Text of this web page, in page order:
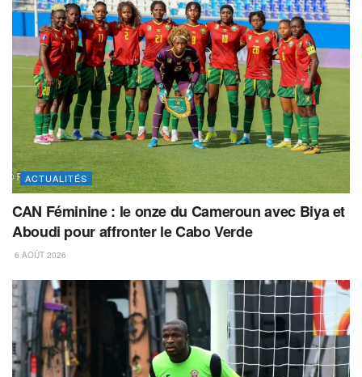
ACTUALITÉS
CAN Féminine : le onze du Cameroun avec Biya et
Aboudi pour affronter le Cabo Verde
6 AOÛT 2026